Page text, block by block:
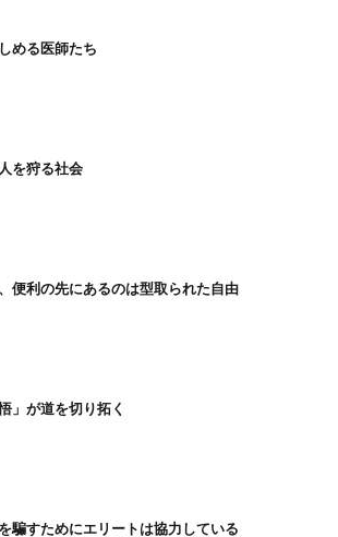
める医師たち
を狩る社会
便利の先にあるのは型取られた自由
悟」が道を切り拓く
騙すためにエリートは協力している